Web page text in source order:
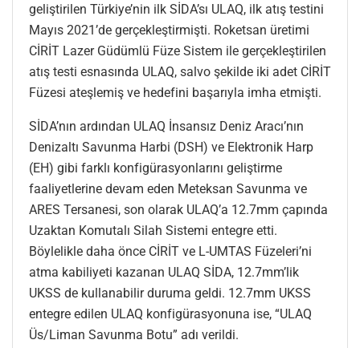
geliştirilen Türkiye’nin ilk SİDA’sı ULAQ, ilk atış testini
Mayıs 2021’de gerçekleştirmişti. Roketsan üretimi
CİRİT Lazer Güdümlü Füze Sistem ile gerçekleştirilen
atış testi esnasında ULAQ, salvo şekilde iki adet CİRİT
Füzesi ateşlemiş ve hedefini başarıyla imha etmişti.
SİDA’nın ardından ULAQ İnsansız Deniz Aracı’nın
Denizaltı Savunma Harbi (DSH) ve Elektronik Harp
(EH) gibi farklı konfigürasyonlarını geliştirme
faaliyetlerine devam eden Meteksan Savunma ve
ARES Tersanesi, son olarak ULAQ’a 12.7mm çapında
Uzaktan Komutalı Silah Sistemi entegre etti.
Böylelikle daha önce CİRİT ve L-UMTAS Füzeleri’ni
atma kabiliyeti kazanan ULAQ SİDA, 12.7mm’lik
UKSS de kullanabilir duruma geldi. 12.7mm UKSS
entegre edilen ULAQ konfigürasyonuna ise, “ULAQ
Üs/Liman Savunma Botu” adı verildi.